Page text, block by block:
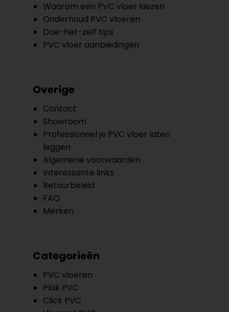
Waarom een PVC vloer kiezen
Onderhoud PVC vloeren
Doe-het-zelf tips
PVC vloer aanbiedingen
Overige
Contact
Showroom
Professioneel je PVC vloer laten
leggen
Algemene voorwaarden
Interessante links
Retourbeleid
FAQ
Merken
Categorieën
PVC vloeren
Plak PVC
Click PVC